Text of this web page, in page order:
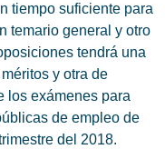
tiempo suficiente para
temario general y otro
tendrá una
y otra de
los exámenes para
de empleo de
del 2018.